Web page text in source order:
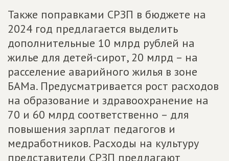
Также поправками СРЗП в бюджете на
2024 год предлагается выделить
дополнительные 10 млрд рублей на
жилье для детей-сирот, 20 млрд – на
расселение аварийного жилья в зоне
БАМа. Предусматривается рост расходов
на образование и здравоохранение на
70 и 60 млрд соответственно – для
повышения зарплат педагогов и
медработников. Расходы на культуру
представители СРЗП предлагают